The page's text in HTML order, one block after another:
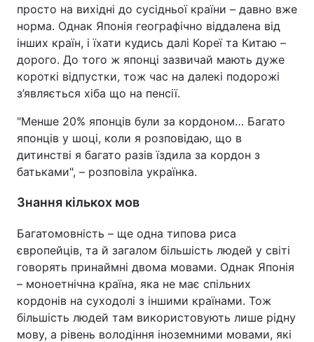
просто на вихідні до сусідньої країни – давно вже
норма. Однак Японія географічно віддалена від
інших країн, і їхати кудись далі Кореї та Китаю –
дорого. До того ж японці зазвичай мають дуже
короткі відпустки, тож час на далекі подорожі
з’являється хіба що на пенсії.
"Менше 20% японців були за кордоном… Багато
японців у шоці, коли я розповідаю, що в
дитинстві я багато разів їздила за кордон з
батьками", – розповіла українка.
Знання кількох мов
Багатомовність – ще одна типова риса
європейців, та й загалом більшість людей у світі
говорять принаймні двома мовами. Однак Японія
– моноетнічна країна, яка не має спільних
кордонів на суходолі з іншими країнами. Тож
більшість людей там використовують лише рідну
мову, а рівень володіння іноземними мовами, які